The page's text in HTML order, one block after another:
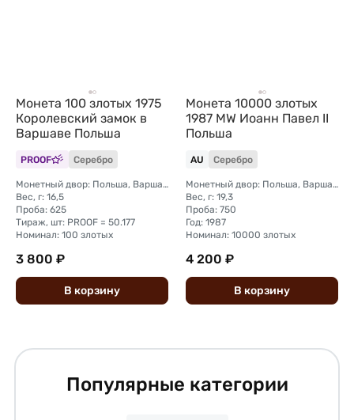
Монета 100 злотых 1975
Королевский замок в
Варшаве Польша
PROOF Серебро
Монетный двор: Польша, Варшава
Вес, г: 16,5
Проба: 625
Тираж, шт: PROOF = 50.177
Номинал: 100 злотых
3 800 ₽
В корзину
Монета 10000 злотых
1987 MW Иоанн Павел II
Польша
AU Серебро
Монетный двор: Польша, Варшава
Вес, г: 19,3
Проба: 750
Год: 1987
Номинал: 10000 злотых
4 200 ₽
В корзину
Популярные категории